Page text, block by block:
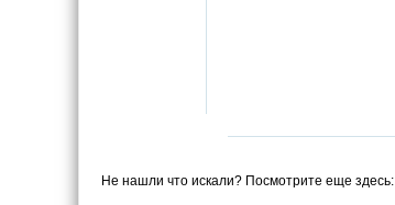
Не нашли что искали? Посмотрите еще здесь: